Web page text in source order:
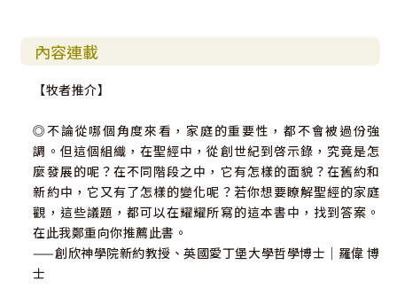
參考書目 ......................................................................... 353
內容連載
【牧者推介】
◎不論從哪個角度來看，家庭的重要性，都不會被過份強
調。但這個組織，在聖經中，從創世紀到啓示錄，究竟是怎
麼發展的呢？在不同階段之中，它有怎樣的面貌？在舊約和
新約中，它又有了怎樣的變化呢？若你想要瞭解聖經的家庭
觀，這些議題，都可以在耀耀所寫的這本書中，找到答案。
在此我鄭重向你推薦此書。
——創欣神學院新約教授、英國愛丁堡大學哲學博士｜羅偉 博
士